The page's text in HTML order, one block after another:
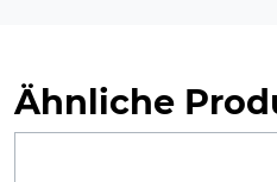
Ähnliche